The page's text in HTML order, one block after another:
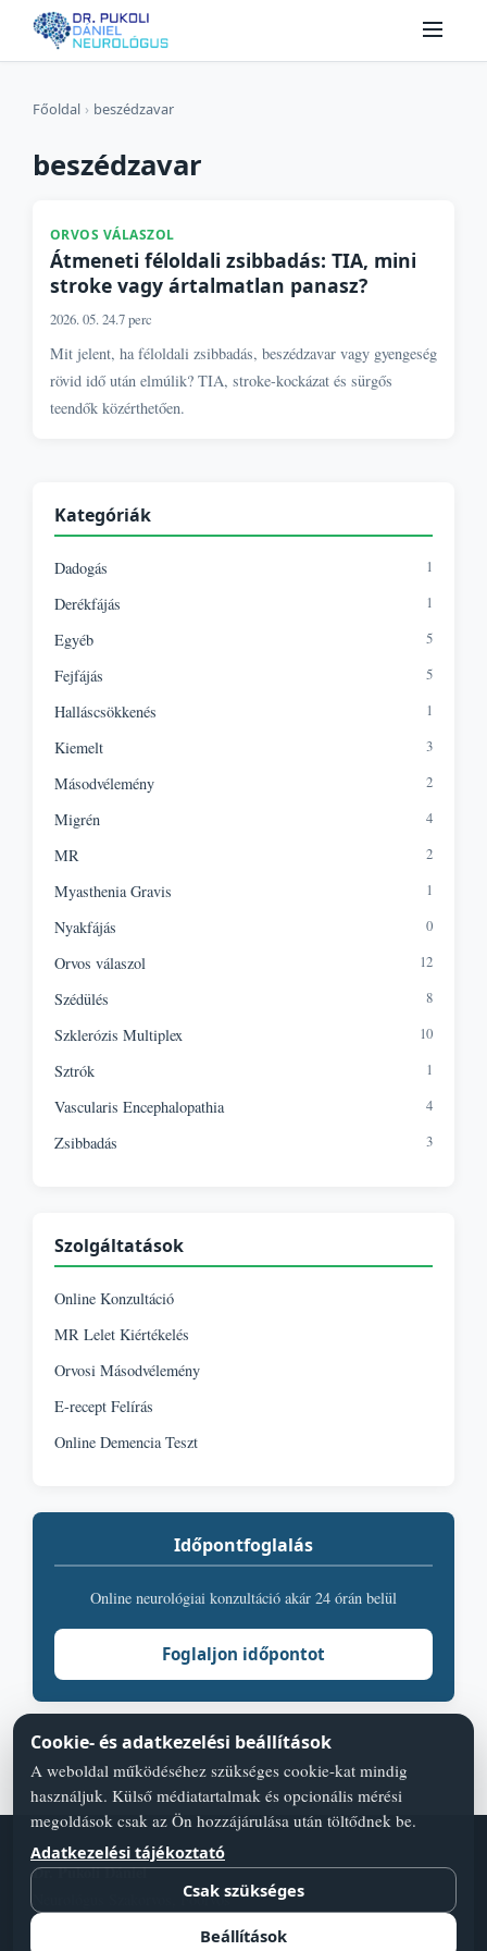
Főoldal › beszédzavar
beszédzavar
ORVOS VÁLASZOL
Átmeneti féloldali zsibbadás: TIA, mini
stroke vagy ártalmatlan panasz?
2026. 05. 24.7 perc
Mit jelent, ha féloldali zsibbadás, beszédzavar vagy gyengeség
rövid idő után elmúlik? TIA, stroke-kockázat és sürgős
teendők közérthetően.
Kategóriák
Dadogás 1
Derékfájás 1
Egyéb 5
Fejfájás 5
Halláscsökkenés 1
Kiemelt 3
Másodvélemény 2
Migrén 4
MR 2
Myasthenia Gravis 1
Nyakfájás 0
Orvos válaszol 12
Szédülés 8
Szklerózis Multiplex 10
Sztrók 1
Vascularis Encephalopathia 4
Zsibbadás 3
Szolgáltatások
Online Konzultáció
MR Lelet Kiértékelés
Orvosi Másodvélemény
E-recept Felírás
Online Demencia Teszt
Időpontfoglalás
Online neurológiai konzultáció akár 24 órán belül
Foglaljon időpontot
Dr. Pukoli Dániel
Neurológus Szakorvos, Főorvos
Adatvédelmi szabályzat
Orvos válaszol
Cookie- és adatkezelési beállítások
A weboldal működéséhez szükséges cookie-kat mindig
használjuk. Külső médiatartalmak és opcionális mérési
megoldások csak az Ön hozzájárulása után töltődnek be.
Adatkezelési tájékoztató
Csak szükséges
Beállítások